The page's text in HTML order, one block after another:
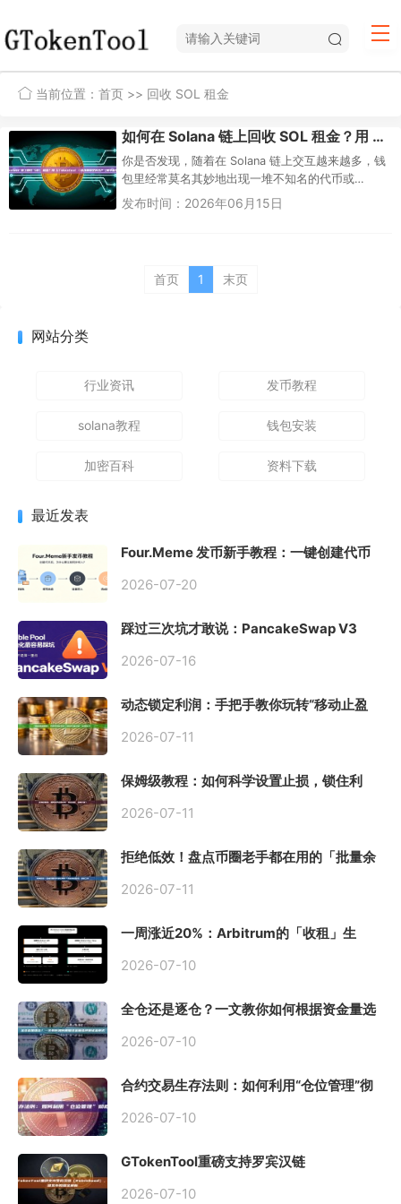
当前位置： 首页 >> 回收 SOL 租金
如何在 Solana 链上回收 SOL 租金？用 GTokenTool 一键找回锁定的资产（新手保姆级教程）
你是否发现，随着在 Solana 链上交互越来越多，钱
包里经常莫名其妙地出现一堆不知名的代币或
NFT，而钱包余额却在不知不觉中变少了？这背后
发布时间：2026年06月15日
首页 1 末页
网站分类
行业资讯 发币教程
solana教程 钱包安装
加密百科 资料下载
最近发表
Four.Meme 发币新手教程：一键创建代币
2026-07-20
踩过三次坑才敢说：PancakeSwap V3
初始化
2026-07-16
动态锁定利润：手把手教你玩转“移动止盈
2026-07-11
保姆级教程：如何科学设置止损，锁住利
2026-07-11
拒绝低效！盘点币圈老手都在用的「批量余
2026-07-11
一周涨近20%：Arbitrum的「收租」生
2026-07-10
全仓还是逐仓？一文教你如何根据资金量选
2026-07-10
合约交易生存法则：如何利用“仓位管理”彻
2026-07-10
GTokenTool重磅支持罗宾汉链
2026-07-10